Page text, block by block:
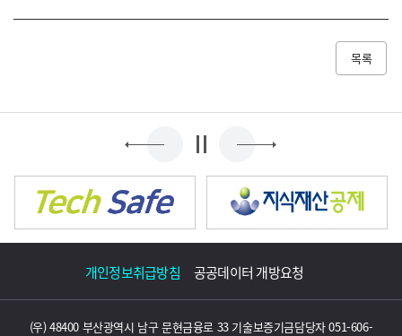
목록
개인정보취급방침 공공데이터 개방요청
(우) 48400 부산광역시 남구 문현금융로 33 기술보증기금담당자 051-606-